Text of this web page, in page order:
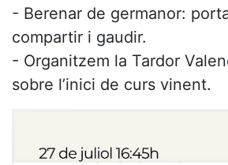
- ⁠Berenar de germanor:
compartir i gaudir.
- ⁠Organitzem la Tardor
sobre l’inici de curs vinent.